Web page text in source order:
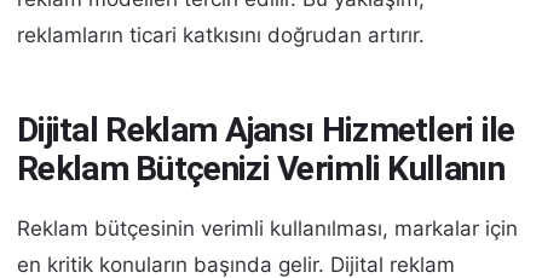
reklamların ticari katkısını doğrudan artırır.
Dijital Reklam Ajansı Hizmetleri ile
Reklam Bütçenizi Verimli Kullanın
Reklam bütçesinin verimli kullanılması, markalar için
en kritik konuların başında gelir. Dijital reklam